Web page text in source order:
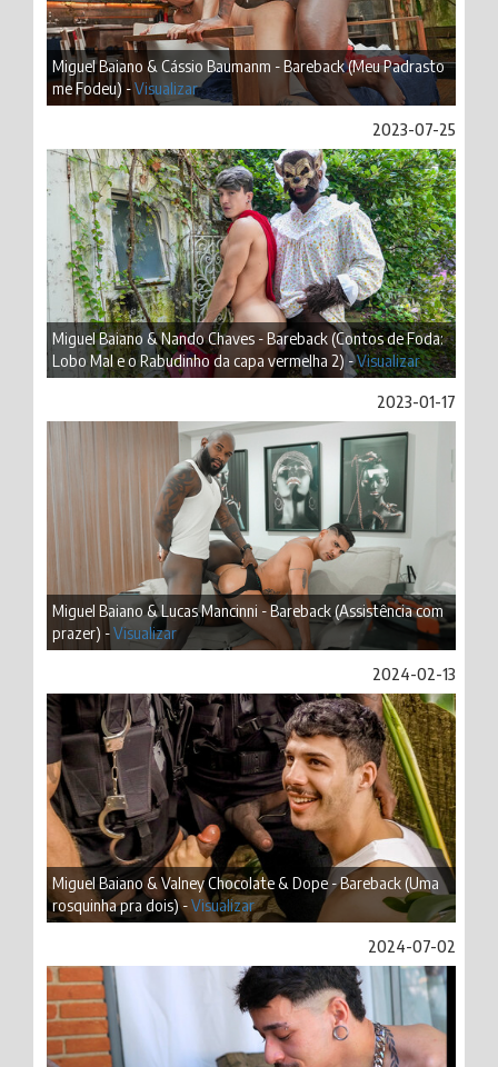
Miguel Baiano & Cássio Baumanm - Bareback (Meu Padrasto
me Fodeu) -Visualizar
2023-07-25
Miguel Baiano & Nando Chaves - Bareback (Contos de Foda:
Lobo Mal e o Rabudinho da capa vermelha 2) -Visualizar
2023-01-17
Miguel Baiano & Lucas Mancinni - Bareback (Assistência com
prazer) -Visualizar
2024-02-13
Miguel Baiano & Valney Chocolate & Dope - Bareback (Uma
rosquinha pra dois) -Visualizar
2024-07-02